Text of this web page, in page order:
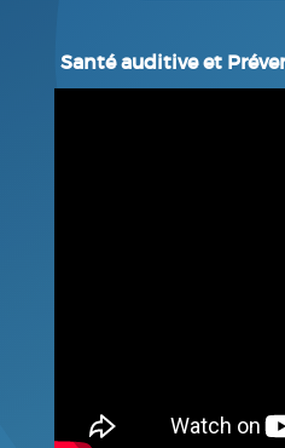
Santé auditive et